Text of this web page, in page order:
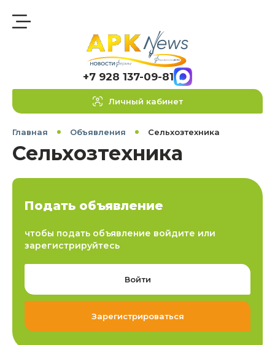
+7 928 137-09-81
Личный кабинет
Главная Объявления Сельхозтехника
Сельхозтехника
Подать объявление
чтобы подать объявление войдите или
зарегистрируйтесь
Войти
Зарегистрироваться